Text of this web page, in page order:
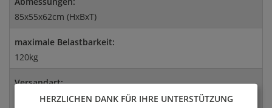
85x55x62cm (HxBxT)
maximale Belastbarkeit:
120kg
Versandart:
SpeditionHERZLICHEN DANK FÜR IHRE UNTERSTÜTZUNG